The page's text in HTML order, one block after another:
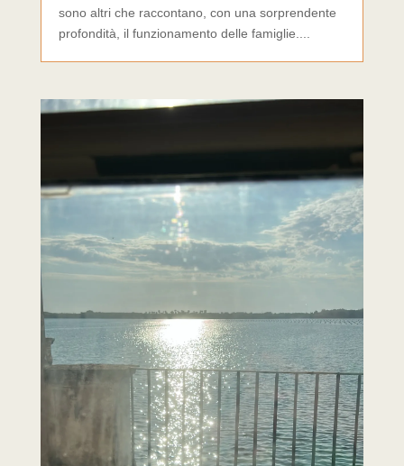
sono altri che raccontano, con una sorprendente
profondità, il funzionamento delle famiglie....